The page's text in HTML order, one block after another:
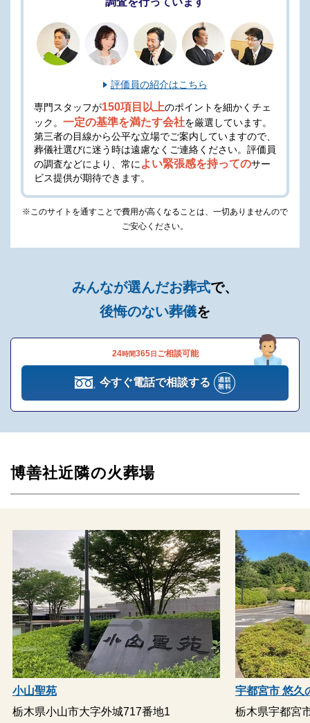
ホール使用料（2日間）
寝台車移動（自宅→ホール）
遺影S版写真立て
※火葬の日程によりドライアイスや安置保管の追加料金がかかる
場合があります。
※セットプランに含まれない内容、飲食接待費（料理、飲物、返
ご希望やご予算に合わせた適正価格を見積るためには、人数・場
所（式場、火葬場）・宗教形式などを葬儀社と擦り合わせること
大河コース（880,000円～）（税込）
項目
取手付き棺
瑠璃 骨壺
ドライアイス（1日分）
白黒遺影
モニター遺影
黒塗後壇
枕飾りセット
線香・ローソク
評価員の紹介はこちら
専門スタッフが150項目以上のポイントを細かくチェ
ック。 一定の基準を満たす会社を厳選しています。
第三者の目線から公平な立場でご案内していますので、
葬儀社選びに迷う時は遠慮なくご連絡ください。 評価員
の調査などにより、常に よい緊張感を持ってのサー
ビス提供が期待できます。
※このサイトを通すことで費用が高くなることは、一切ありませんので
ご安心ください。
みんなが選んだお葬式で、
後悔のない葬儀を
24時間365日 ご相談可能
今すぐ電話で相談する
博善社近隣の火葬場
小山聖苑
栃木県小山市大字外城717番地1
宇都宮市 悠久
栃木県宇都宮